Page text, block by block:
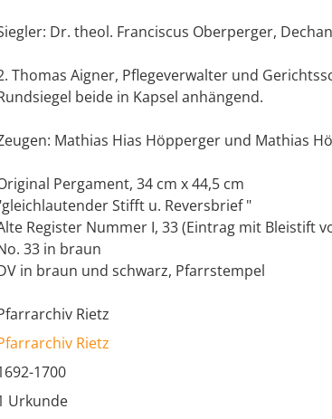
Dr. theol. Franciscus Oberperger,
Thomas Aigner, Pflegeverwalter und
beide in Kapsel anhängend.
Mathias Hias Höpperger und Mathias
Pergament, 34 cm x 44,5 cm
Stifft u. Reversbrief "
Register Nummer I, 33 (Eintrag mit Bleistift
33 in braun
in braun und schwarz, Pfarrstempel
Rietz
Rietz
1700
Urkunde